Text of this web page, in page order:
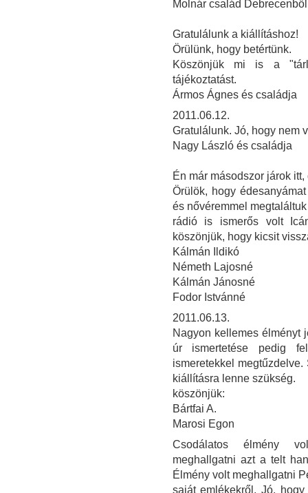
Molnár család Debrecenből
Gratulálunk a kiállításhoz!
Örülünk, hogy betértünk.
Köszönjük mi is a
tájékoztatást.
Ármos Ágnes és családja
2011.06.12.
Gratulálunk. Jó, hogy nem
Nagy László és családja
Én már másodszor járok
Örülök, hogy
és nővéremmel
rádió is ismerős volt
köszönjük, hogy kicsit
Kálmán Ildikó
Németh Lajosné
Kálmán Jánosné
Fodor Istvánné
2011.06.13.
Nagyon kellemes élményt
úr ismertetése pedig
ismeretekkel
kiállításra lenne szükség.
köszönjük:
Bártfai A.
Marosi Egon
Csodálatos élmény
meghallgatni azt a telt
Élmény volt meghallgatni
saját emlékekről. Jó,